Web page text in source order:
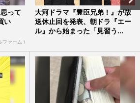
って
い
ファーム )
大河ドラマ『豊臣兄弟！』が放
送休止回を発表、朝ドラ『エー
ル』から始まった「見習う...